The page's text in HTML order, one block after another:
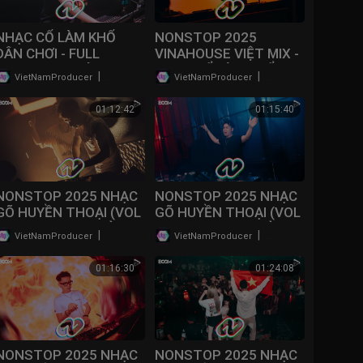
CỔ LÀM KHỔ
CHƠI - FULL
DJ THÁI
(VOL 14) |
BAY PHÒNG
2025
VietNamProducer
NONSTOP 2025
VINAHOUSE VIỆT MIX -
NHẠC CỔ LÀM KHỔ
DÂN CHƠI - NONSTOP
BAY PHÒNG 2025 /
@NONSTOPVNDJ
VietNamProducer
01:12:42
2025 NHẠC
HUYỀN THOẠI (VOL
- NHẠC BAY PHÒNG
CỰC MẠNH |
2025
VietNamProducer
01:15:40
NONSTOP 2025 NHẠC
GÕ HUYỀN THOẠI (VOL
4) - NHẠC BAY PHÒNG
BASS CỰC MẠNH |
NONSTOP 2025
VINAHOUSE
VietNamProducer
01:16:30
2025 NHẠC
01:24:08
NONSTOP 2025 NHẠC